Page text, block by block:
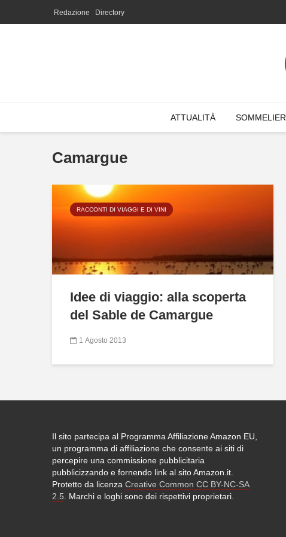
Redazione Directory
ATTUALITÀ SOMMELIER
Camargue
RACCONTI DI VIAGGI E DI VINI
Idee di viaggio: alla scoperta
del Sable de Camargue
1 Agosto 2013
Il sito partecipa al Programma Affiliazione Amazon EU,
un programma di affiliazione che consente ai siti di
percepire una commissione pubblicitaria
pubblicizzando e fornendo link al sito Amazon.it.
Protetto da licenza Creative Common CC BY-NC-SA
2.5 . Marchi e loghi sono dei rispettivi proprietari.